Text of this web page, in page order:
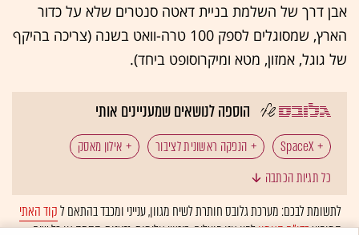
אבן דרך של השלמת בניית דאטה סנטרים שלא על כדור
הארץ, שמסוגלים לספק 100 טרה-וואט בשנה (צריכה בהיקף
של גוגל, אמזון, מטא ומיקרוסופט ביחד).
הוספה לנושאים שמעניינים אותי
SpaceX הנפקה ראשונית לציבור אילון מאסק
וול סטריט
מניות טכנולוגיה טכנולוגיה: בינה מלאכותית בועה
כל תגיות הכתבה
לתשומת לבכם: מערכת גלובס חותרת לשיח מגוון, ענייני ומכבד בהתאם לקוד האתי
המופיעבדו"ח האמוןלפיו אנו פועלים. ביטויי אלימות, גזענות, הסתה או כל שיח